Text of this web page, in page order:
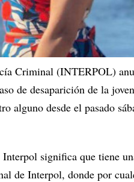
Criminal (INTERPOL)
de desaparición de la
alguno desde el pasado
significa que tiene
de Interpol, donde por